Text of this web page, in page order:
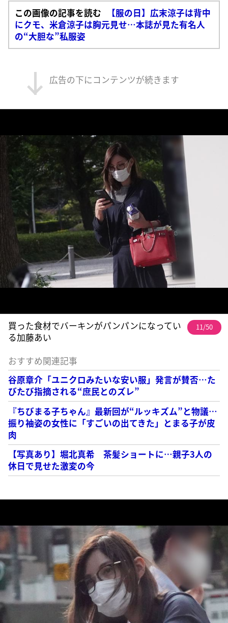
この画像の記事を読む
【服の日】広末涼子は背中
にクモ、米倉涼子は胸元見せ…本誌が見た有名人
の“大胆な”私服姿
広告の下にコンテンツが続きます
買った食材でバーキンがパンパンになってい
る加藤あい
11/50
おすすめ関連記事
谷原章介「ユニクロみたいな安い服」発言が賛否…た
びたび指摘される“庶民とのズレ”
『ちびまる子ちゃん』最新回が“ルッキズム”と物議…
振り袖姿の女性に「すごいの出てきた」とまる子が皮
肉
【写真あり】堀北真希 茶髪ショートに…親子3人の
休日で見せた激変の今